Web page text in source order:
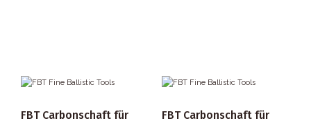
FBT Carbonschaft für
FBT Carbonschaft für